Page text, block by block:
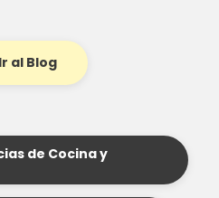
Ir al Blog
de Cocina y